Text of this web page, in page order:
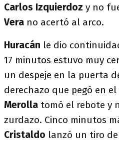
Carlos Izquierdoz y no
Vera no acertó al arco.
Huracán le dio
17 minutos estuvo muy
un despeje en la puerta
derechazo que pegó en
Merolla tomó el rebote y
zurdazo. Cinco minutos
Cristaldo lanzó un tiro